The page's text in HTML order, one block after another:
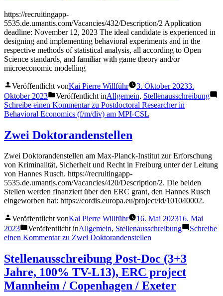
https://recruitingapp-
5535.de.umantis.com/Vacancies/432/Description/2 Application
deadline: November 12, 2023 The ideal candidate is experienced in
designing and implementing behavioral experiments and in the
respective methods of statistical analysis, all according to Open
Science standards, and familiar with game theory and/or
microeconomic modelling
Veröffentlicht vonKai Pierre Willführ 3. Oktober 20233.
Oktober 2023
Veröffentlicht inAllgemein, Stellenausschreibung
Schreibe einen Kommentarzu Postdoctoral Researcher in
Behavioral Economics (f/m/div) am MPI-CSL
Zwei Doktorandenstellen
Zwei Doktorandenstellen am Max-Planck-Institut zur Erforschung
von Kriminalität, Sicherheit und Recht in Freiburg unter der Leitung
von Hannes Rusch. https://recruitingapp-
5535.de.umantis.com/Vacancies/420/Description/2. Die beiden
Stellen werden finanziert über den ERC grant, den Hannes Rusch
eingeworben hat: https://cordis.europa.eu/project/id/101040002.
Veröffentlicht vonKai Pierre Willführ 16. Mai 202316. Mai
2023
Veröffentlicht inAllgemein, Stellenausschreibung
Schreibe
einen Kommentarzu Zwei Doktorandenstellen
Stellenausschreibung Post-Doc (3+3
Jahre, 100% TV-L13), ERC project
Mannheim / Copenhagen / Exeter